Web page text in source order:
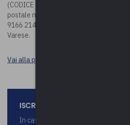
(CODICE IBAN:
postale n. 19166214 (CODICE IBAN:
9166 214), entrambi intestati a Upel –
Varese.
Vai alla pagina Durc e tracciabilità
ISCRIZIONI
In caso di impossibilità a